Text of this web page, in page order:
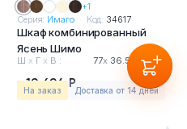
+1
Серия: Имаго Код: 34617
Шкаф комбинированный
Ясень Шимо
Ш х Г х В : 77х36.5 197.5см
19 694 Р
На заказ Доставка от 14 дней